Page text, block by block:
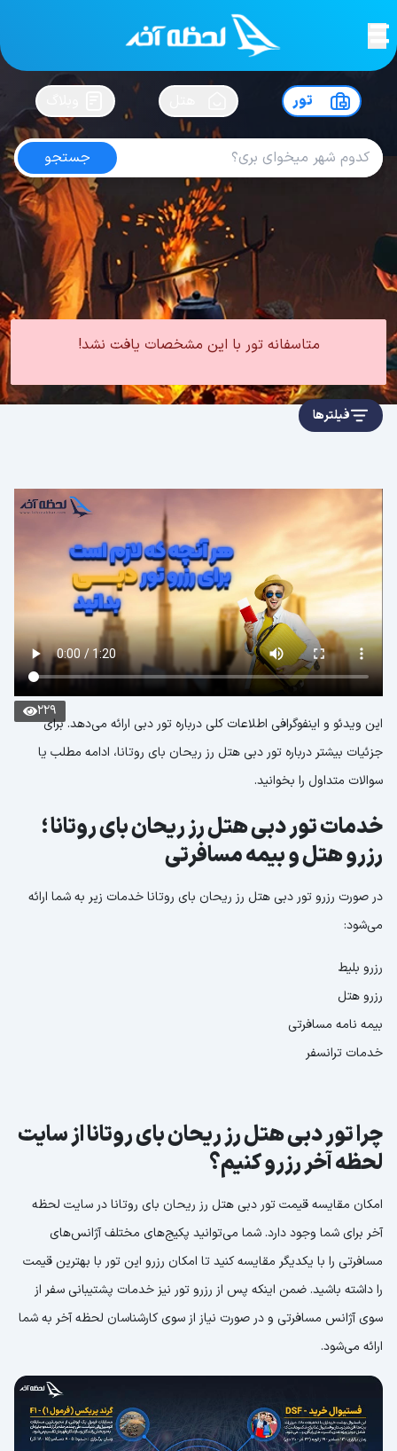
لحظه آخرسفرت رو بساز !
تور
جستجو
تور دبی هتل رز ریحان بای روتانا
امتیاز5 از5| از100 کاربر
تور امارات
تور دبی
تور دبی هتل رز ریحان بای روتانا
متاسفانه تور با این مشخصات یافت نشد!
فیلترها
229
این ویدئو و اینفوگرافی اطلاعات کلی درباره تور دبی ارائه می‌دهد. برای
جزئیات بیشتر درباره تور دبی هتل رز ریحان بای روتانا، ادامه مطلب یا
سوالات متداول را بخوانید.
خدمات تور دبی هتل رز ریحان بای روتانا ؛
رزرو هتل و بیمه مسافرتی
در صورت رزرو تور دبی هتل رز ریحان بای روتانا خدمات زیر به شما ارائه
می‌شود:
رزرو بلیط
رزرو هتل
بیمه نامه مسافرتی
خدمات ترانسفر
چرا تور دبی هتل رز ریحان بای روتانا از سایت
لحظه آخر رزرو کنیم؟
امکان مقایسه قیمت تور دبی هتل رز ریحان بای روتانا در سایت لحظه
آخر برای شما وجود دارد. شما می‌توانید پکیج‌های مختلف آژانس‌های
مسافرتی را با یکدیگر مقایسه کنید تا امکان رزرو این تور با بهترین قیمت
را داشته باشید. ضمن اینکه پس از رزرو تور نیز خدمات پشتیبانی سفر از
سوی آژانس مسافرتی و در صورت نیاز از سوی کارشناسان لحظه آخر به شما
ارائه می‌شود.